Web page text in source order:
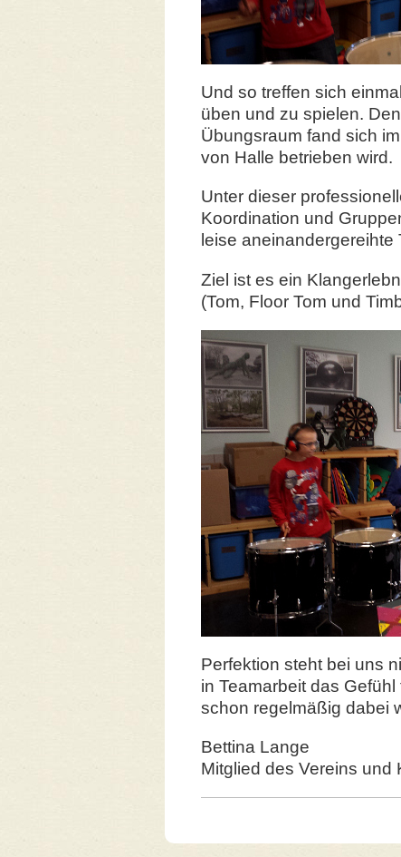
Und so treffen sich
üben und zu spielen.
Übungsraum fand sich
von Halle betrieben wird.
Unter dieser
Koordination und
leise
Ziel ist es ein
(Tom, Floor Tom und
Perfektion steht bei uns
in Teamarbeit das
schon regelmäßig dabei
Bettina Lange
Mitglied des Vereins und